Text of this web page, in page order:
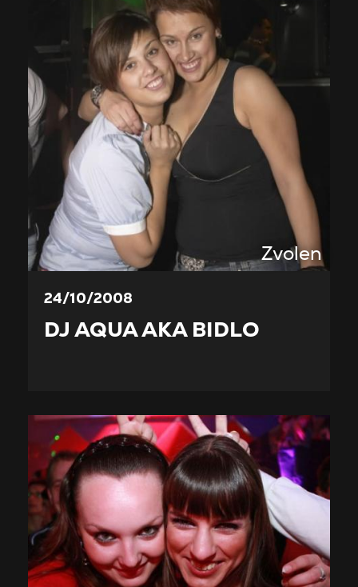
Zvolen
24/10/2008
DJ AQUA AKA BIDLO